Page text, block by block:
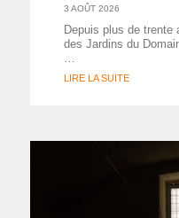
3 AOÛT 2026
Depuis plus de trente
des Jardins du
…
LIRE LA SUITE